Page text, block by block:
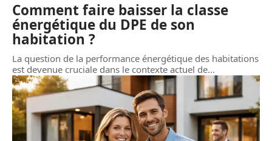
Comment faire baisser la classe
énergétique du DPE de son
habitation ?
La question de la performance énergétique des habitations
est devenue cruciale dans le contexte actuel de…